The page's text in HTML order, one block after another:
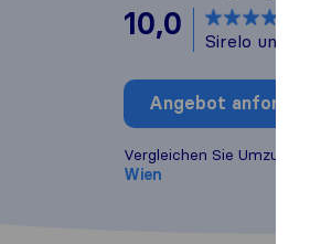
10,0
Sirelo und
Angebot
Vergleichen Sie
Wien